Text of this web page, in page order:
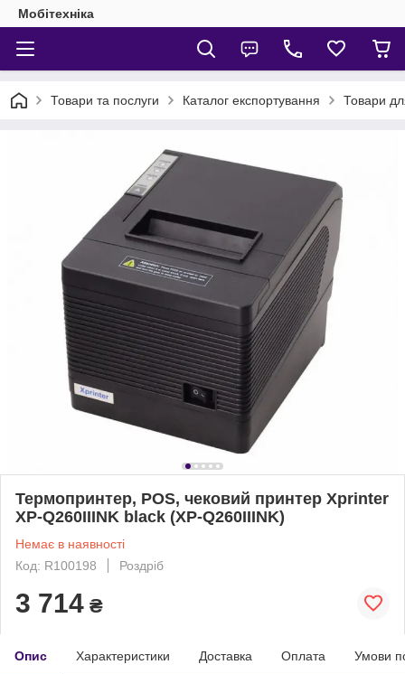
Мобітехніка
Товари та послуги Каталог експортування Товари
Термопринтер, POS, чековий принтер Xprinter
XP-Q260IIINK black (XP-Q260IIINK)
Немає в наявності
Код: R100198
Роздріб
3 714 ₴
Опис Характеристики Доставка Оплата Умови